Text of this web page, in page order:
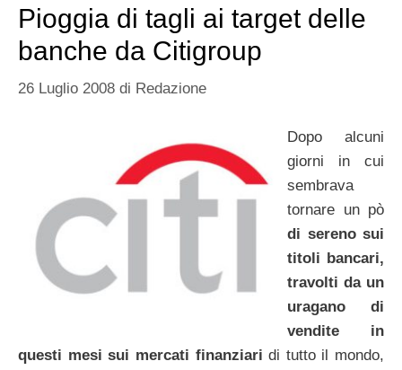
Pioggia di tagli ai target delle
banche da Citigroup
26 Luglio 2008 di Redazione
Dopo alcuni
giorni in cui
sembrava
tornare un pò
di sereno sui
titoli bancari,
travolti da un
uragano di
vendite in
questi mesi sui mercati finanziari di tutto il mondo,